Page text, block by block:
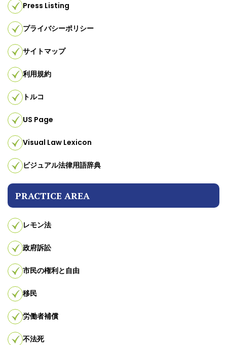
Press Listing
プライバシーポリシー
サイトマップ
利用規約
トルコ
US Page
Visual Law Lexicon
ビジュアル法律用語辞典
PRACTICE AREA
レモン法
政府訴訟
市民の権利と自由
移民
労働者補償
不法死